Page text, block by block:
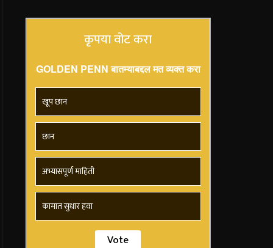
कृपया वोट करा
GOLDEN PENN बातम्याबद्दल मत व्यक्त करा
खूप छान
छान
अभ्यासपूर्ण माहिती
कामात सुधार हवा